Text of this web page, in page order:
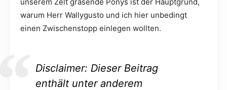
warum Herr Wallygusto und ich hier unbedingt
einen Zwischenstopp einlegen wollten.
Disclaimer: Dieser Beitrag
enthält unter anderem